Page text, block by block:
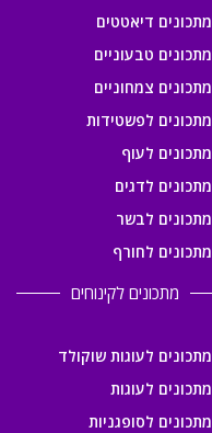
מתכונים דיאטטים
מתכונים טבעוניים
מתכונים צמחוניים
מתכונים לפשטידות
מתכונים לעוף
מתכונים לדגים
מתכונים לבשר
מתכונים לחורף
מתכונים לקינוחים
מתכונים לעוגות שוקולד
מתכונים לעוגות
מתכונים לסופגניות